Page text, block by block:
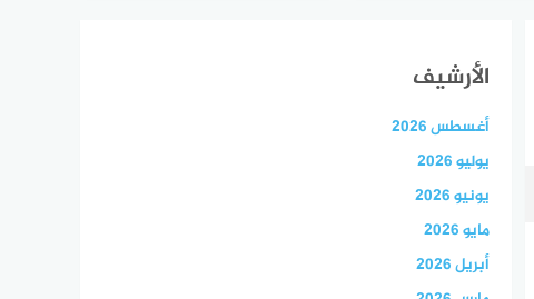
الأرشيف
أغسطس 2026
يوليو 2026
يونيو 2026
مايو 2026
أبريل 2026